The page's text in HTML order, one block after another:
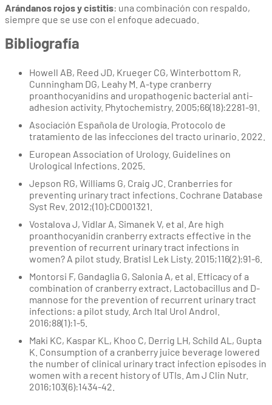
Arándanos rojos y cistitis: una combinación con respaldo,
siempre que se use con el enfoque adecuado.
Bibliografía
Howell AB, Reed JD, Krueger CG, Winterbottom R,
Cunningham DG, Leahy M. A-type cranberry
proanthocyanidins and uropathogenic bacterial anti-
adhesion activity. Phytochemistry. 2005;66(18):2281-91.
Asociación Española de Urología. Protocolo de
tratamiento de las infecciones del tracto urinario. 2022.
European Association of Urology. Guidelines on
Urological Infections. 2025.
Jepson RG, Williams G, Craig JC. Cranberries for
preventing urinary tract infections. Cochrane Database
Syst Rev. 2012;(10):CD001321.
Vostalova J, Vidlar A, Simanek V, et al. Are high
proanthocyanidin cranberry extracts effective in the
prevention of recurrent urinary tract infections in
women? A pilot study. Bratisl Lek Listy. 2015;116(2):91-6.
Montorsi F, Gandaglia G, Salonia A, et al. Efficacy of a
combination of cranberry extract, Lactobacillus and D-
mannose for the prevention of recurrent urinary tract
infections: a pilot study. Arch Ital Urol Androl.
2016;88(1):1-5.
Maki KC, Kaspar KL, Khoo C, Derrig LH, Schild AL, Gupta
K. Consumption of a cranberry juice beverage lowered
the number of clinical urinary tract infection episodes in
women with a recent history of UTIs. Am J Clin Nutr.
2016;103(6):1434-42.